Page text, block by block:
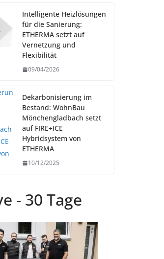
Intelligente Heizlösungen
für die Sanierung:
ETHERMA setzt auf
Vernetzung und
Flexibilität
09/04/2026
Dekarbonisierung im
Bestand: WohnBau
Mönchengladbach setzt
auf FIRE+ICE
Hybridsystem von
ETHERMA
10/12/2025
- 30 Tage